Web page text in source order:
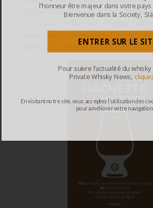
le Guide Hachette de la bière l’année
guide. Très important pour moi. Donc
l’honneur être majeur dans votre pays
Bienvenue dans la Society,
ENTRER SUR LE
En visitant notre site, vous acceptez l’utilisation des
pour améliorer votre navigation.
Pour suivre l’actualité du whisky
Private Whisky News,